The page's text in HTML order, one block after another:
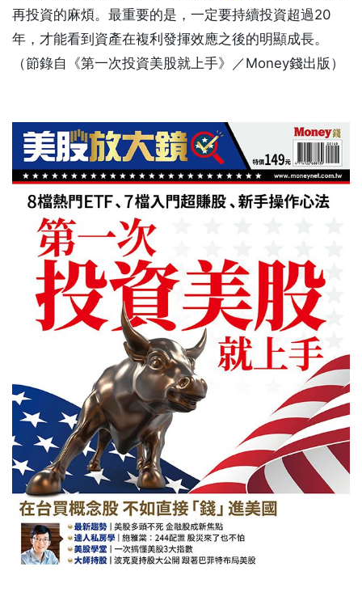
再投資的麻煩。最重要的是，一定要持續投資超過20
年，才能看到資產在複利發揮效應之後的明顯成長。
（節錄自《第一次投資美股就上手》／Money錢出版）